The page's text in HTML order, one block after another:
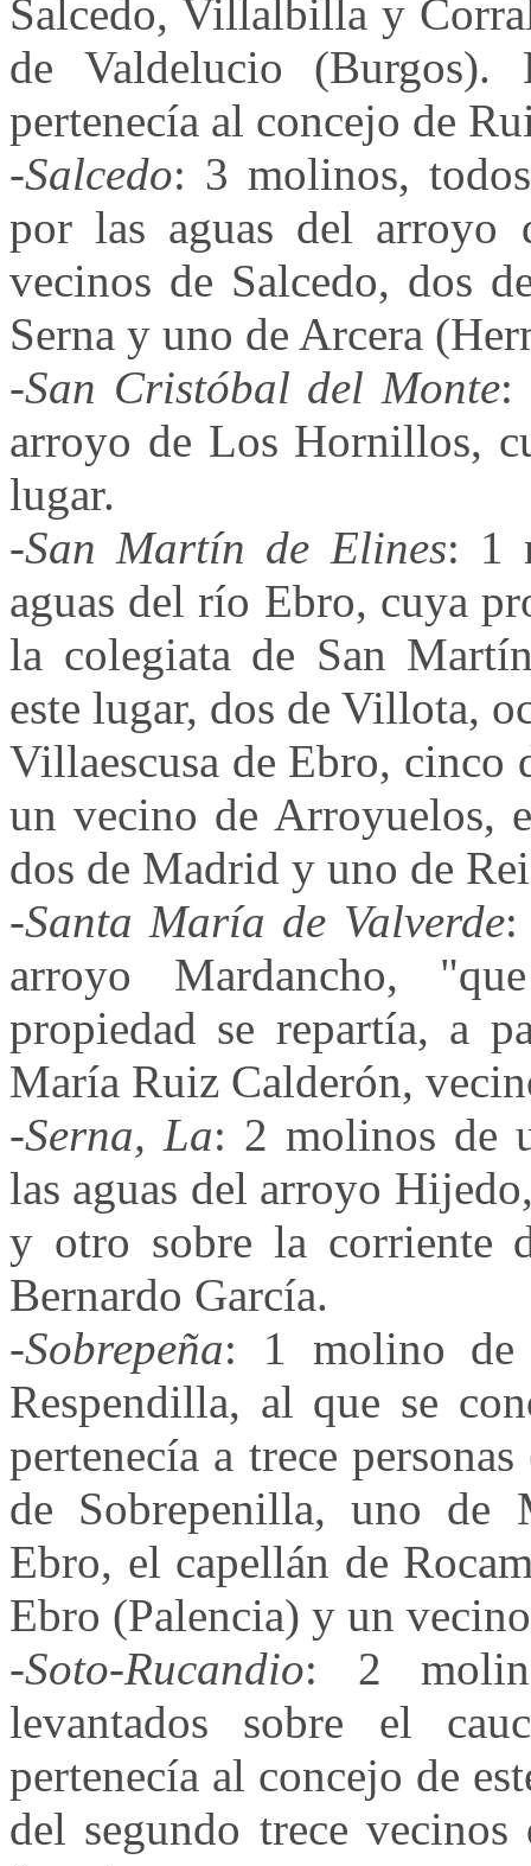
Salcedo, Villalbilla y
de Valdelucio
pertenecía al concejo de
-Salcedo: 3 molinos,
por las aguas del arroyo
vecinos de Salcedo, dos
Serna y uno de Arcera
-San Cristóbal del Monte:
arroyo de Los Hornillos,
lugar.
-San Martín de Elines: 1
aguas del río Ebro, cuya
la colegiata de San
este lugar, dos de Villota,
Villaescusa de Ebro,
un vecino de Arroyuelos,
dos de Madrid y uno de
-Santa María de Valverde:
arroyo Mardancho,
propiedad se repartía, a
María Ruiz Calderón,
-Serna, La: 2 molinos de
las aguas del arroyo
y otro sobre la corriente
Bernardo García.
-Sobrepeña: 1 molino de
Respendilla, al que se
pertenecía a trece
de Sobrepenilla, uno de
Ebro, el capellán de
Ebro (Palencia) y un
-Soto-Rucandio: 2
levantados sobre el
pertenecía al concejo de
del segundo trece